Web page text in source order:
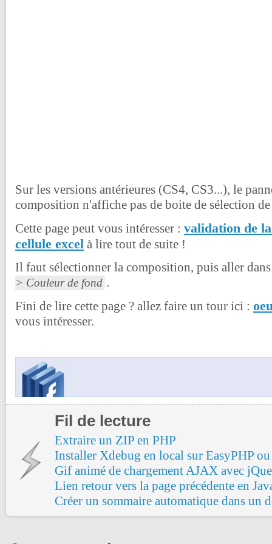
Sur les versions antérieures (CS4, CS3...), le
composition n'affiche pas de boite de sélection
Cette page peut vous intéresser : validation de
cellule excel à lire tout de suite !
Il faut sélectionner la composition, puis aller
> Couleur de fond .
Fini de lire cette page ? allez faire un tour ici :
vous intéresser.
Fil de lecture
Extraire un ZIP en PHP
Installer Xdebug en local sur EasyPHP
Gif animé de chargement AJAX avec
Lien retour vers la page précédente en
Créer un sommaire automatique dans un